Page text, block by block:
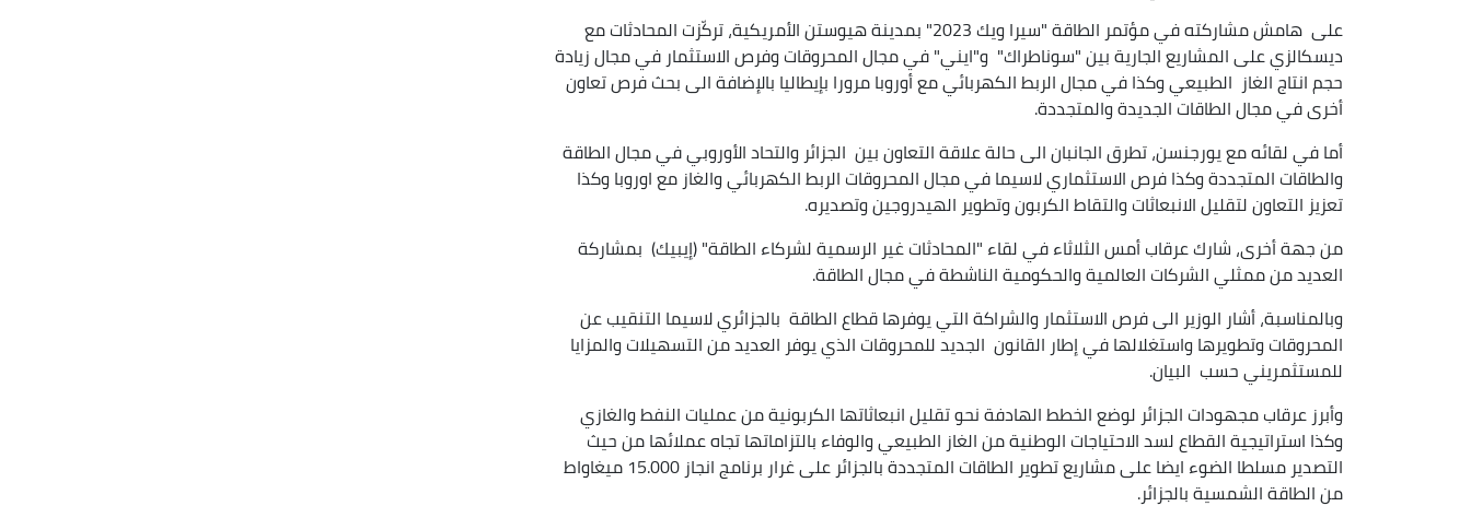
على هامش مشاركته في مؤتمر الطاقة "سيرا ويك 2023" بمدينة هيوستن الأمريكية، تركّزت المحادثات مع
ديسكالزي على المشاريع الجارية بين "سوناطراك" و"ايني" في مجال المحروقات وفرص الاستثمار في مجال زيادة
حجم انتاج الغاز الطبيعي وكذا في مجال الربط الكهربائي مع أوروبا مرورا بإيطاليا بالإضافة الى بحث فرص تعاون
أخرى في مجال الطاقات الجديدة والمتجددة.
أما في لقائه مع يورجنسن، تطرق الجانبان الى حالة علاقة التعاون بين الجزائر والتحاد الأوروبي في مجال الطاقة
والطاقات المتجددة وكذا فرص الاستثماري لاسيما في مجال المحروقات الربط الكهربائي والغاز مع اوروبا وكذا
تعزيز التعاون لتقليل الانبعاثات والتقاط الكربون وتطوير الهيدروجين وتصديره.
من جهة أخرى، شارك عرقاب أمس الثلاثاء في لقاء "المحادثات غير الرسمية لشركاء الطاقة" (إيبيك) بمشاركة
العديد من ممثلي الشركات العالمية والحكومية الناشطة في مجال الطاقة.
وبالمناسبة، أشار الوزير الى فرص الاستثمار والشراكة التي يوفرها قطاع الطاقة بالجزائري لاسيما التنقيب عن
المحروقات وتطويرها واستغلالها في إطار القانون الجديد للمحروقات الذي يوفر العديد من التسهيلات والمزايا
للمستثمريني حسب البيان.
وأبرز عرقاب مجهودات الجزائر لوضع الخطط الهادفة نحو تقليل انبعاثاتها الكربونية من عمليات النفط والغازي
وكذا استراتيجية القطاع لسد الاحتياجات الوطنية من الغاز الطبيعي والوفاء بالتزاماتها تجاه عملائها من حيث
التصدير مسلطا الضوء ايضا على مشاريع تطوير الطاقات المتجددة بالجزائر على غرار برنامج انجاز 15.000 ميغاواط
من الطاقة الشمسية بالجزائر.